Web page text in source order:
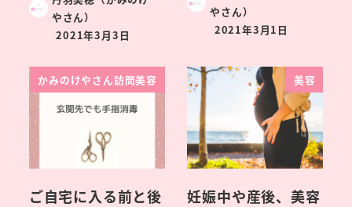
やさん）
2021年3月3日
やさん）
2021年3月1日
かみのけやさん訪問美容
ご自宅に入る前と後
美容
妊娠中や産後、美容